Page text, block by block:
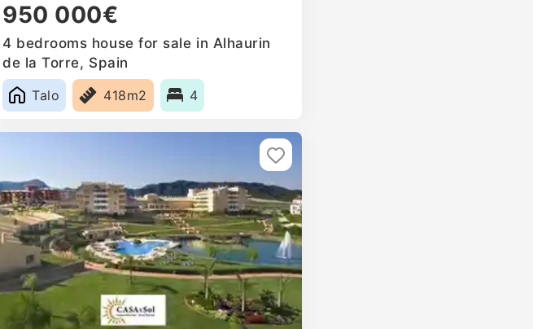
950 000€
4 bedrooms house for sale in Alhaurin
de la Torre, Spain
Talo
418m2 4